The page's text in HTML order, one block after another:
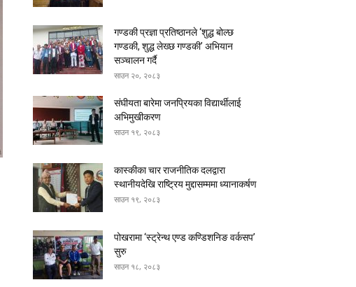
गण्डकी प्रज्ञा प्रतिष्ठानले ‘शुद्ध बोल्छ
गण्डकी, शुद्ध लेख्छ गण्डकी’ अभियान
सञ्चालन गर्दै
साउन २०, २०८३
संघीयता बारेमा जनप्रियका विद्यार्थीलाई
अभिमुखीकरण
साउन १९, २०८३
कास्कीका चार राजनीतिक दलद्वारा
स्थानीयदेखि राष्ट्रिय मुद्दासम्ममा ध्यानाकर्षण
साउन १९, २०८३
पोखरामा ‘स्ट्रेन्थ एण्ड कण्डिशनिङ वर्कसप’
सुरु
साउन १८, २०८३